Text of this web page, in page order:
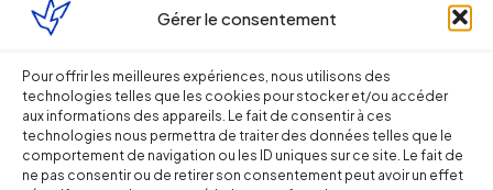
Gérer le consentement
Pour offrir les meilleures expériences, nous utilisons des
technologies telles que les cookies pour stocker et/ou accéder
aux informations des appareils. Le fait de consentir à ces
technologies nous permettra de traiter des données telles que le
comportement de navigation ou les ID uniques sur ce site. Le fait de
ne pas consentir ou de retirer son consentement peut avoir un effet
engagement unilatéral de
28 juillet 2026